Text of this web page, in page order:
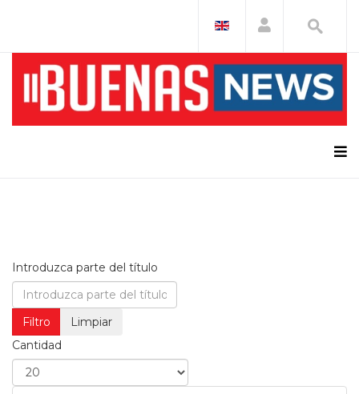
Introduzca parte del título
Filtro
Limpiar
Cantidad